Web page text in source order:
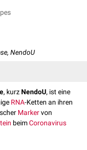
NendoU
, kurzNendoU, ist eine
RNA-Ketten an ihren
Markervon
beimCoronavirus